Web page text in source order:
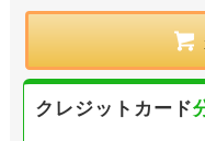
クレジットカード